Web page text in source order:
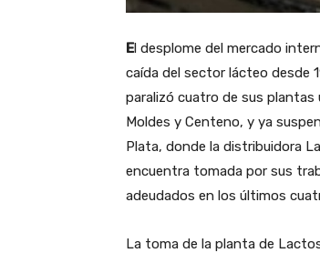
El desplome del mercado
caída del sector lácteo desde
paralizó cuatro de sus plantas
Moldes y Centeno, y ya
Plata, donde la distribuidora
encuentra tomada por sus
adeudados en los últimos
La toma de la planta de